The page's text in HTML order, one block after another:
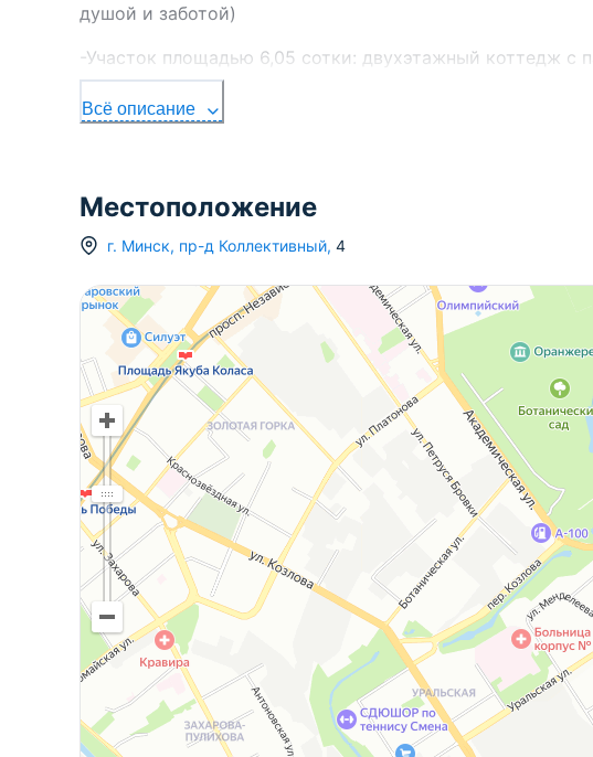
душой и заботой)
-Участок площадью 6,05 сотки: двухэтажный коттедж с
мансардным этажом.
Дом:
-стены дома-газосиликат.
-отопление – газовые котлы. Первый этаж отапливается
этаже – отопление теплыми полами.
-водоснабжение и канализация центральные
-окна-пластиковые стеклопакеты двухкамерные
-крыша - металлочерепица утеплена.
-полы: плитка, ламинат
На участке выполнен ландшафный дизайн - туи,
зарядка для электромобиля.
Гараж:
Въезд в гараж с улицы, ворота подъемные. Фундамент
Крыша из металлочерепицы. Год постройки 2001.
Над всей площадью гаража, сарая есть мансардный
-К дому ведут асфальтированные подъездные пути.
квартале частной застройки. Для отдыха и прогулок
Всё описание
Местоположение
г. Минск, пр-д Коллективный, 4